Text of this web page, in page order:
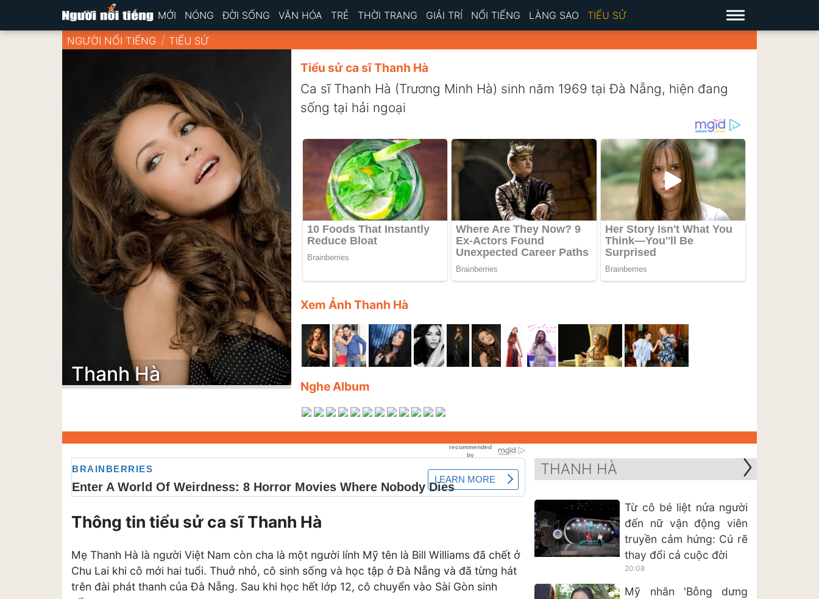
MỚI NÓNG ĐỜI SỐNG VĂN HÓA TRẺ THỜI TRANG GIẢI TRÍ NỔI TIẾNG LÀNG SAO TIỂU SỬ
NGƯỜI NỔI TIẾNG TIỂU SỬ
Thanh Hà
Tiểu sử ca sĩ Thanh Hà
Ca sĩ Thanh Hà (Trương Minh Hà) sinh năm 1969 tại Đà Nẵng, hiện đang
sống tại hải ngoại
Xem Ảnh Thanh Hà
Nghe Album
Thông tin tiểu sử ca sĩ Thanh Hà
Mẹ Thanh Hà là người Việt Nam còn cha là một người lính Mỹ tên là Bill Williams đã chết ở
Chu Lai khi cô mới hai tuổi. Thuở nhỏ, cô sinh sống và học tập ở Đà Nẵng và đã từng hát
trên đài phát thanh của Đà Nẵng. Sau khi học hết lớp 12, cô chuyển vào Sài Gòn sinh
THANH HÀ
Từ cô bé liệt nửa người
đến nữ vận động viên
truyền cảm hứng: Cú rẽ
thay đổi cả cuộc đời
20:08
Mỹ nhân 'Bỗng dưng